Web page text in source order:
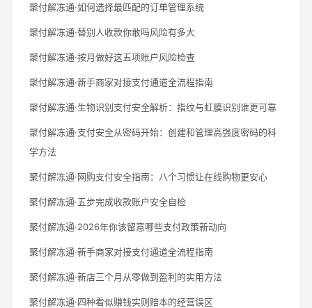
聚付解冻通·如何选择最匹配的订单管理系统
聚付解冻通·替别人收款你敢吗风险有多大
聚付解冻通·按月做好这五项账户风险检查
聚付解冻通·新手商家对接支付通道全流程指南
聚付解冻通·生物识别支付安全解析：指纹与虹膜识别谁更可靠
聚付解冻通·支付安全从密码开始：创建和管理高强度密码的科
学方法
聚付解冻通·网购支付安全指南：八个习惯让在线购物更安心
聚付解冻通·五步完成收款账户安全自检
聚付解冻通·2026年你该留意哪些支付政策新动向
聚付解冻通·新手商家对接支付通道全流程指南
聚付解冻通·新店三个月从零做到盈利的实用方法
聚付解冻通·四种看似赚钱实则赔本的经营误区